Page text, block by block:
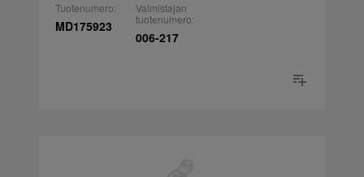
Tuotenumero:
MD175923
Valmistajan
tuotenumero:
006-217